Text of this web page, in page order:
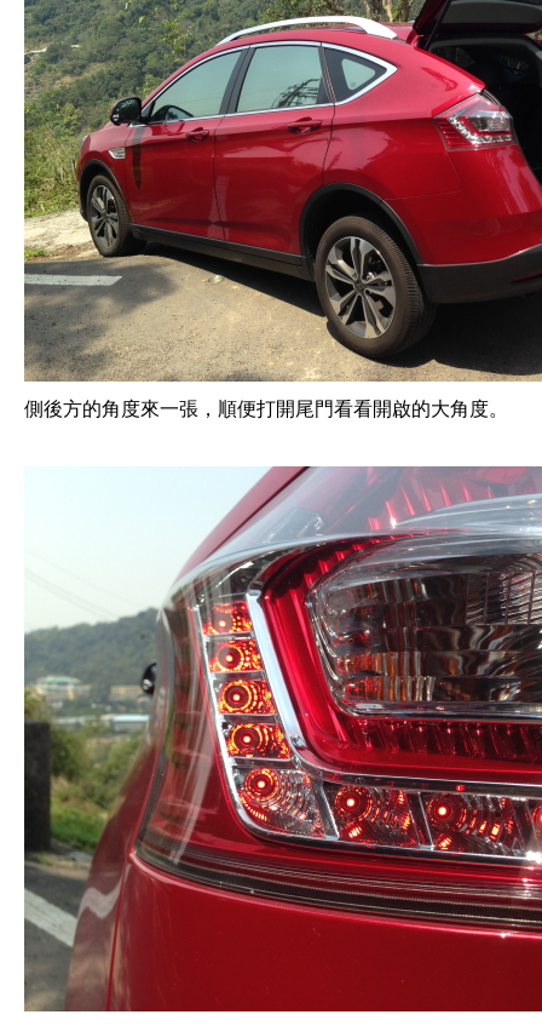
側後方的角度來一張，順便打開尾門看看開啟的大角度。